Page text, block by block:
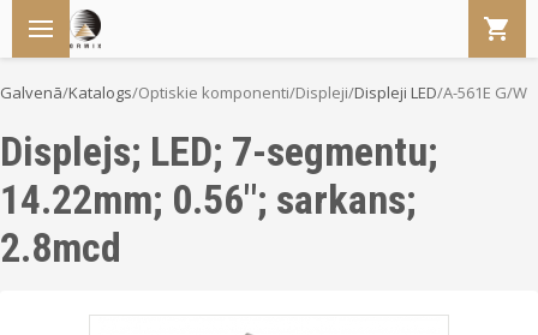
Galvenā/Katalogs/Optiskie komponenti/Displeji/Displeji LED/A-561E G/W
Displejs; LED; 7-segmentu;
14.22mm; 0.56"; sarkans;
2.8mcd